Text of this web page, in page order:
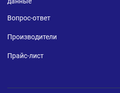
Вопрос-ответ
Производители
Прайс-лист